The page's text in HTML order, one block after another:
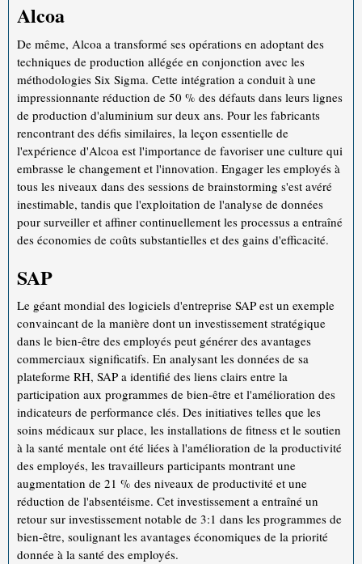
Alcoa
De même, Alcoa a transformé ses opérations en adoptant des
techniques de production allégée en conjonction avec les
méthodologies Six Sigma. Cette intégration a conduit à une
impressionnante réduction de 50 % des défauts dans leurs lignes
de production d'aluminium sur deux ans. Pour les fabricants
rencontrant des défis similaires, la leçon essentielle de
l'expérience d'Alcoa est l'importance de favoriser une culture qui
embrasse le changement et l'innovation. Engager les employés à
tous les niveaux dans des sessions de brainstorming s'est avéré
inestimable, tandis que l'exploitation de l'analyse de données
pour surveiller et affiner continuellement les processus a entraîné
des économies de coûts substantielles et des gains d'efficacité.
SAP
Le géant mondial des logiciels d'entreprise SAP est un exemple
convaincant de la manière dont un investissement stratégique
dans le bien-être des employés peut générer des avantages
commerciaux significatifs. En analysant les données de sa
plateforme RH, SAP a identifié des liens clairs entre la
participation aux programmes de bien-être et l'amélioration des
indicateurs de performance clés. Des initiatives telles que les
soins médicaux sur place, les installations de fitness et le soutien
à la santé mentale ont été liées à l'amélioration de la productivité
des employés, les travailleurs participants montrant une
augmentation de 21 % des niveaux de productivité et une
réduction de l'absentéisme. Cet investissement a entraîné un
retour sur investissement notable de 3:1 dans les programmes de
bien-être, soulignant les avantages économiques de la priorité
donnée à la santé des employés.